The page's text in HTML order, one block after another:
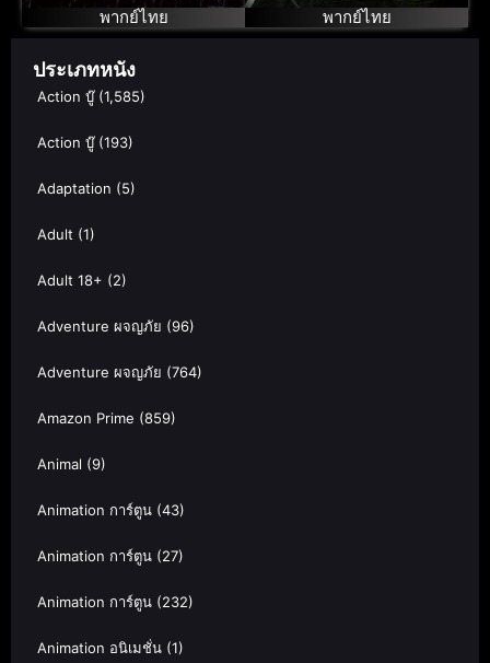
พากย์ไทย พากย์ไทย
ประเภทหนัง
Action บู๊(1,585)
Action บู๊(193)
Adaptation (5)
Adult (1)
Adult 18+ (2)
Adventure ผจญภัย (96)
Adventure ผจญภัย (764)
Amazon Prime (859)
Animal (9)
Animation การ์ตูน (43)
Animation การ์ตูน (27)
Animation การ์ตูน (232)
Animation อนิเมชั่น (1)